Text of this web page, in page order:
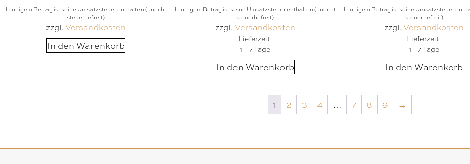
In obigem Betrag ist keine Umsatzsteuer enthalten (unecht
steuerbefreit)
zzgl. Versandkosten
In den Warenkorb
In obigem Betrag ist keine Umsatzsteuer enthalten (unecht
steuerbefreit)
zzgl. Versandkosten
Lieferzeit:
1 - 7 Tage
In den Warenkorb
In obigem Betrag ist keine Umsatzsteuer
steuerbefreit)
zzgl. Versandkosten
Lieferzeit:
1 - 7 Tage
In den Warenkorb
1 2 3 4 … 7 8 9 →